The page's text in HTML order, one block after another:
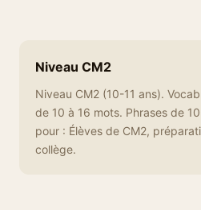
Niveau CM2
Niveau CM2 (10-11 ans).
de 10 à 16 mots. Phrases de
pour : Élèves de CM2,
collège.